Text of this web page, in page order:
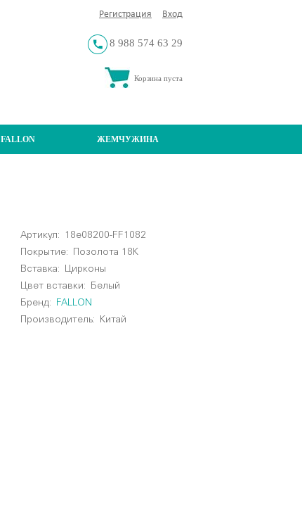
Регистрация Вход
8 988 574 63 29
Корзина пуста
FALLON ЖЕМЧУЖИНА
Артикул:
18e08200-FF1082
Покрытие: Позолота 18К
Вставка: Цирконы
Цвет вставки:
Белый
Бренд:
FALLON
Производитель: Китай